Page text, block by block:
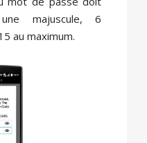
majuscule, 6
au maximum.